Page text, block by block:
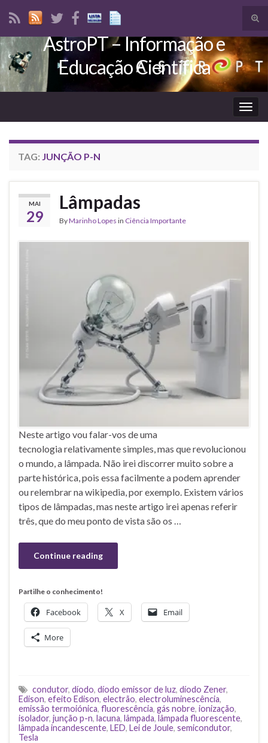
Search for:
AstroPT – Informação e
Educação Científica
TAG: JUNÇÃO P-N
MAI
29
Lâmpadas
ByMarinho Lopes in Ciência Importante
Neste artigo vou falar-vos de uma
tecnologia relativamente simples, mas que revolucionou
o mundo, a lâmpada. Não irei discorrer muito sobre a
parte histórica, pois essa facilmente a podem aprender
ou relembrar na wikipedia, por exemplo. Existem vários
tipos de lâmpadas, mas neste artigo irei apenas referir
três, que do meu ponto de vista são os …
Continue reading
Partilhe o conhecimento!
Facebook X Email
More
condutor, díodo, díodo emissor de luz, díodo Zener,
Edison, efeito Edison, electrão, electroluminescência,
emissão termoiónica, fluorescência, gás nobre, ionização,
isolador, junção p-n, lacuna, lâmpada, lâmpada fluorescente,
lâmpada incandescente, LED, Lei de Joule, semicondutor,
Tesla